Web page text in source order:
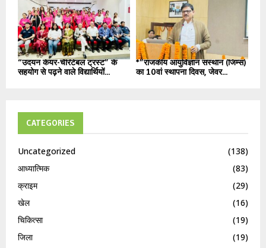
“उदयन केयर-चैरिटेबल ट्रस्ट” के
सहयोग से पढ़ने वाले विद्यार्थियों...
*”राजकीय आयुर्विज्ञान संस्थान (जिम्स)
का 10वां स्थापना दिवस, जेवर...
CATEGORIES
Uncategorized
(138)
आध्यात्मिक
(83)
क्राइम
(29)
खेल
(16)
चिकित्सा
(19)
जिला
(19)